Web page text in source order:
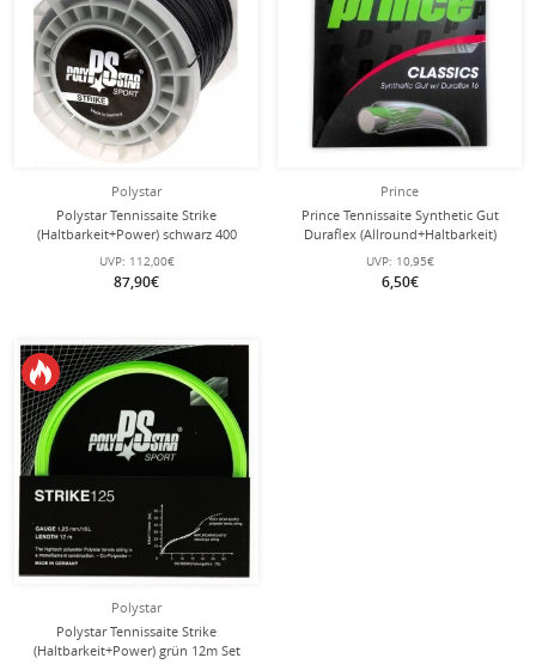
Polystar
Polystar Tennissaite Strike
(Haltbarkeit+Power) schwarz 400
Meter Rolle
UVP: 112,00€
87,90€
Prince
Prince Tennissaite Synthetic Gut
Duraflex (Allround+Haltbarkeit)
platinum 12m Set
UVP: 10,95€
6,50€
Polystar
Polystar Tennissaite Strike
(Haltbarkeit+Power) grün 12m Set